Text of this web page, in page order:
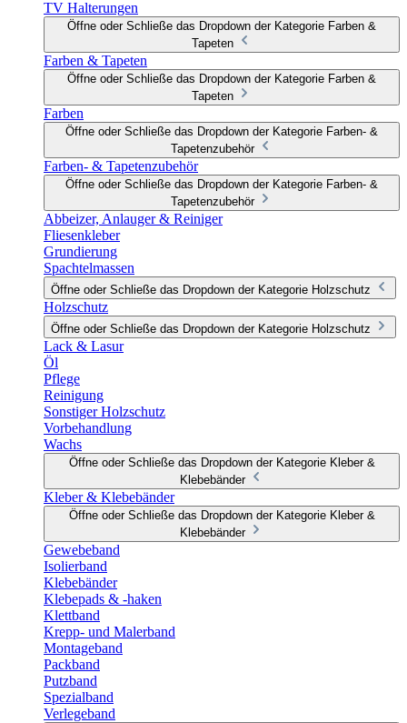
TV Halterungen
Öffne oder Schließe das Dropdown der Kategorie Farben &
Tapeten
Farben & Tapeten
Öffne oder Schließe das Dropdown der Kategorie Farben &
Tapeten
Farben
Öffne oder Schließe das Dropdown der Kategorie Farben- &
Tapetenzubehör
Farben- & Tapetenzubehör
Öffne oder Schließe das Dropdown der Kategorie Farben- &
Tapetenzubehör
Abbeizer, Anlauger & Reiniger
Fliesenkleber
Grundierung
Spachtelmassen
Öffne oder Schließe das Dropdown der Kategorie Holzschutz
Holzschutz
Öffne oder Schließe das Dropdown der Kategorie Holzschutz
Lack & Lasur
Öl
Pflege
Reinigung
Sonstiger Holzschutz
Vorbehandlung
Wachs
Öffne oder Schließe das Dropdown der Kategorie Kleber &
Klebebänder
Kleber & Klebebänder
Öffne oder Schließe das Dropdown der Kategorie Kleber &
Klebebänder
Gewebeband
Isolierband
Klebebänder
Klebepads & -haken
Klettband
Krepp- und Malerband
Montageband
Packband
Putzband
Spezialband
Verlegeband